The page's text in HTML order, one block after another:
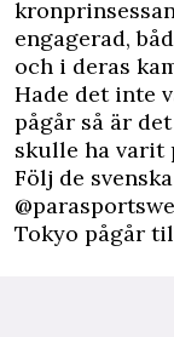
engagerad,
och i deras
Hade det inte
pågår så är
skulle ha varit
Följ de
@parasportswe
Tokyo pågår